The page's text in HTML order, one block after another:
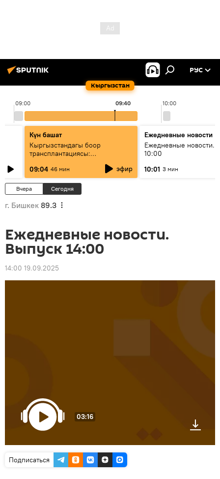
Кыргызстан
РУС
09:00 10:00
09:40
Күн башат
Кыргызстандагы боор
трансплантациясы:
жетишкендиктер жана өнүгүү
келечеги
09:04 46 мин эфир
Ежедневные новости
Ежедневные новости.
10:00
10:01 3 мин
Вчера Сегодня
г. Бишкек 89.3
Ежедневные новости.
Выпуск 14:00
14:00 19.09.2025
03:16
Подписаться